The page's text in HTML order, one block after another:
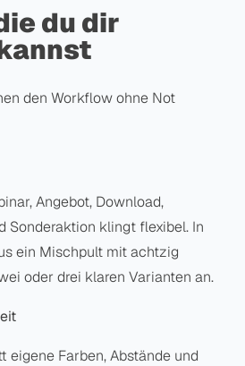
du dir
den Workflow ohne Not
Angebot, Download,
Sonderaktion klingt flexibel. In
ein Mischpult mit achtzig
oder drei klaren Varianten an.
eigene Farben, Abstände und